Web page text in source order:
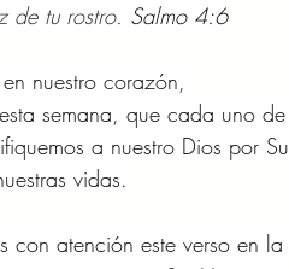
de tu rostro. Salmo 4:6
nuestro corazón,
semana, que cada uno de
a nuestro Dios por Su
vidas.
con atención este verso en la